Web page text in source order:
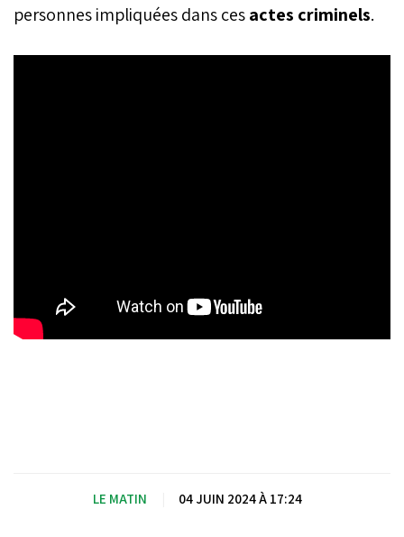
personnes impliquées dans cesactes criminels.
LE MATIN 04 JUIN 2024 À 17:24